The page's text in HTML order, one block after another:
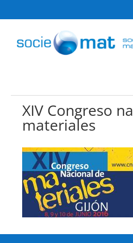
XIV Congreso
materiales